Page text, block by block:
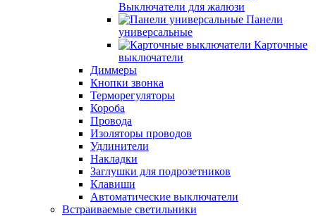
Выключатели для жалюзи
Панели
универсальные
Карточные
выключатели
Диммеры
Кнопки звонка
Терморегуляторы
Короба
Провода
Изоляторы проводов
Удлинители
Накладки
Заглушки для подрозетников
Клавиши
Автоматические выключатели
Встраиваемые светильники